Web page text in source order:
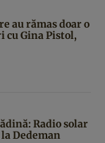
au rămas doar o
Gina Pistol,
Radio solar
Dedeman